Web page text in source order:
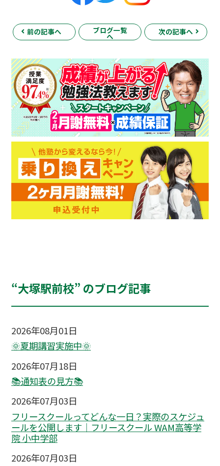
前の記事へ ブログ一覧
へ
次の記事へ
“大塚駅前校” のブログ記事
2026年08月01日
🌞夏期講習実施中🌞
2026年07月18日
📚通知表の見方📚
2026年07月03日
フリースクールってどんな一日？実際のスケジュ
ールを公開します｜フリースクール WAM高等学
院 小中学部
2026年07月03日